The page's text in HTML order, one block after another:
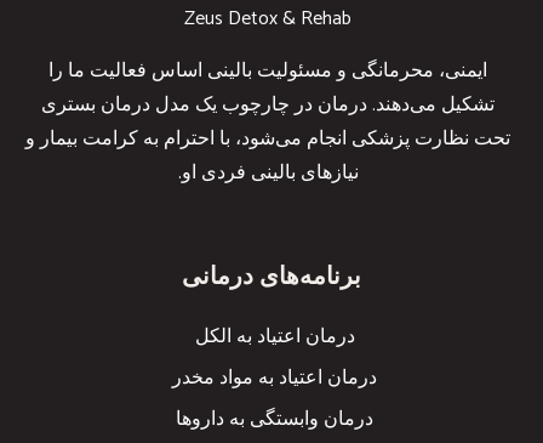
Zeus Detox & Rehab
ایمنی، محرمانگی و مسئولیت بالینی اساس فعالیت ما را
تشکیل می‌دهند. درمان در چارچوب یک مدل درمان بستری
تحت نظارت پزشکی انجام می‌شود، با احترام به کرامت بیمار و
نیازهای بالینی فردی او.
برنامه‌های درمانی
درمان اعتیاد به الکل
درمان اعتیاد به مواد مخدر
درمان وابستگی به داروها